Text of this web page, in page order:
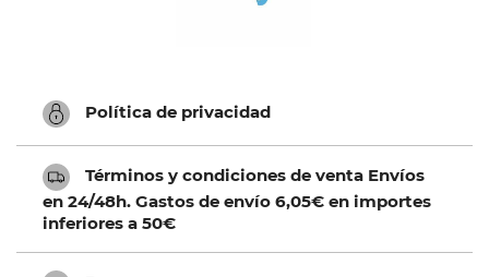
Política de privacidad
Términos y condiciones de venta Envíos
en 24/48h. Gastos de envío 6,05€ en importes
inferiores a 50€